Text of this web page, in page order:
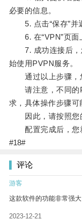
必要的信息。
5. 点击“保存”并返
6. 在“VPN”页面上
7. 成功连接后，
始使用PVPN服务。
通过以上步骤，您
请注意，不同的
求，具体操作步骤可
因此，请按照您的
配置完成后，您就
#18#
评论
游客
这款软件的功能非常强
2023-12-21